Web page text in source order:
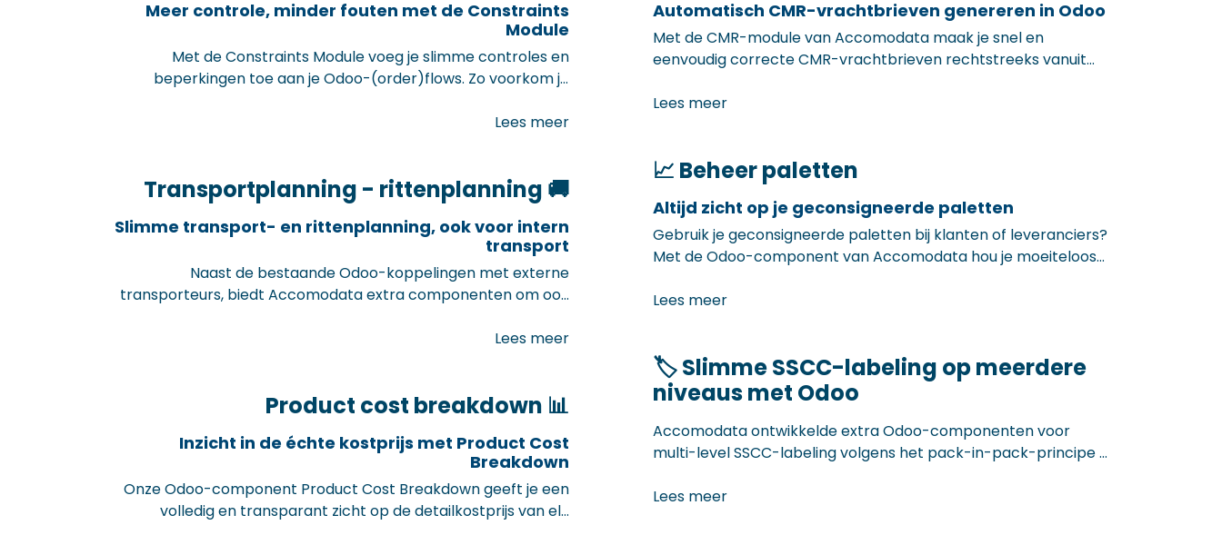
Meer controle, minder fouten met de Constraints
Module
Met de Constraints Module voeg je slimme controles en
beperkingen toe aan je Odoo-(order)flows. Zo voorkom je
datakwaliteit vanaf dag één.
Lees meer
Transportplanning - rittenplanning 🚚
Slimme transport- en rittenplanning, ook voor intern
transport
Naast de bestaande Odoo-koppelingen met externe
transporteurs, biedt Accomodata extra componenten om ook
Of het nu gaat om het plannen van laad- en lostijden of het
over je interne transportflows. Resultaat? Betere planning,
Lees meer
Product cost breakdown 📊
Inzicht in de échte kostprijs met Product Cost
Breakdown
Onze Odoo-component Product Cost Breakdown geeft je een
volledig en transparant zicht op de detailkostprijs van elk
Automatisch CMR-vrachtbrieven genereren in Odoo
Met de CMR-module van Accomodata maak je snel en
eenvoudig correcte CMR-vrachtbrieven rechtstreeks vanuit
basis van je verkooporder of levering, volledig conform de CMR-
Lees meer
📈 Beheer paletten
Altijd zicht op je geconsigneerde paletten
Gebruik je geconsigneerde paletten bij klanten of leveranciers?
Met de Odoo-component van Accomodata hou je moeiteloos
en bij wie. Zo vermijd je onduidelijkheden, verlies of extra kosten.
Lees meer
🏷️ Slimme SSCC-labeling op meerdere
niveaus met Odoo
Accomodata ontwikkelde extra Odoo-componenten voor
multi-level SSCC-labeling volgens het pack-in-pack-principe –
hubs.
Lees meer